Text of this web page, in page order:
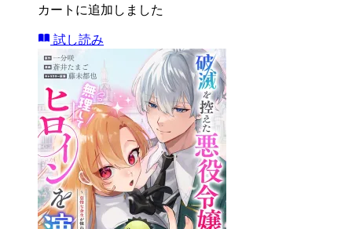
カートに追加しました
試し読み